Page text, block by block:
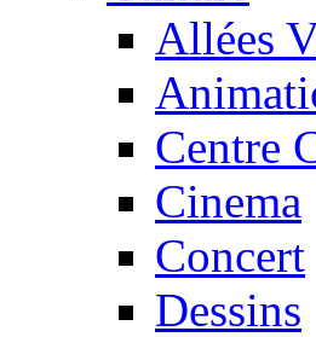
Allées
Centre
Cinema
Concert
Dessins